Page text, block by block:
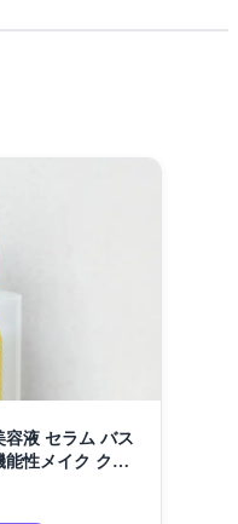
液 セラム バス
能性メイク クリ
ストケア デコ